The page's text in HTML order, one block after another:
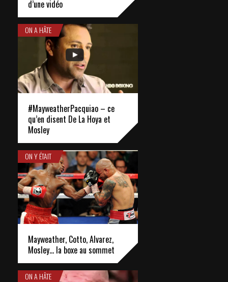
d’une vidéo
ON A HÂTE
#MayweatherPacquiao – ce
qu’en disent De La Hoya et
Mosley
ON Y ÉTAIT
Mayweather, Cotto, Alvarez,
Mosley… la boxe au sommet
ON A HÂTE